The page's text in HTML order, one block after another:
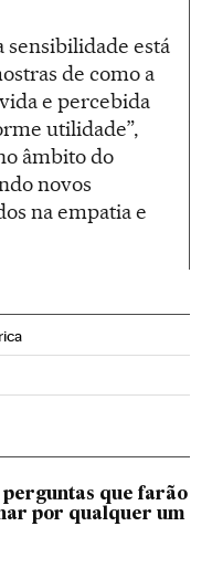
sensibilidade está
de como a
e percebida
utilidade”,
âmbito do
novos
na empatia e
perguntas que farão
por qualquer um